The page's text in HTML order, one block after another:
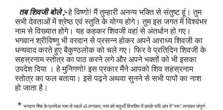
तब शिवजी बोले ;-हे विष्णो! मैं तुम्हारी अनन्य भक्ति से संतुष्ट हूं। तुम
सभी देवताओं में श्रेष्ठ एवं स्तुति के योग्य होगे। तुम इस जगत में विश्वंभर
नाम से विख्यात होगे। यह कहकर शिवजी वहां से अंतर्धान हो गए।
भगवान श्रीविष्णु भी वरदान से प्रसन्न होकर अपने आराध्य शिवजी का
धन्यवाद करते हुए बैकुण्ठलोक को चले गए। फिर वे प्रतिदिन शिवजी के
सहस्रनाम स्तोत्र का पाठ करने लगे और अपने भक्तों को भी इसका
उपदेश दिया । हे मुनिगणो! इस प्रकार मैंने आपको शिव सहस्रनाम
स्तोत्र का फल बताया। इसे पढ़ने अथवा सुनने से सभी पापों का नाश
हो जाता है।
* भगवान शिव के प्रत्येक नाम से पहले ॐ लगाकर, नाम को चतुर्थी विभक्ति में करके यदि अंत में 'नमः' लगाकर संपूर्ण